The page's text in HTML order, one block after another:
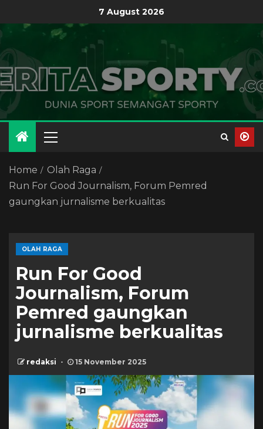
7 August 2026
Home
Olah Raga
Run For Good Journalism, Forum Pemred
gaungkan jurnalisme berkualitas
OLAH RAGA
Run For Good
Journalism, Forum
Pemred gaungkan
jurnalisme berkualitas
redaksi 15 November 2025